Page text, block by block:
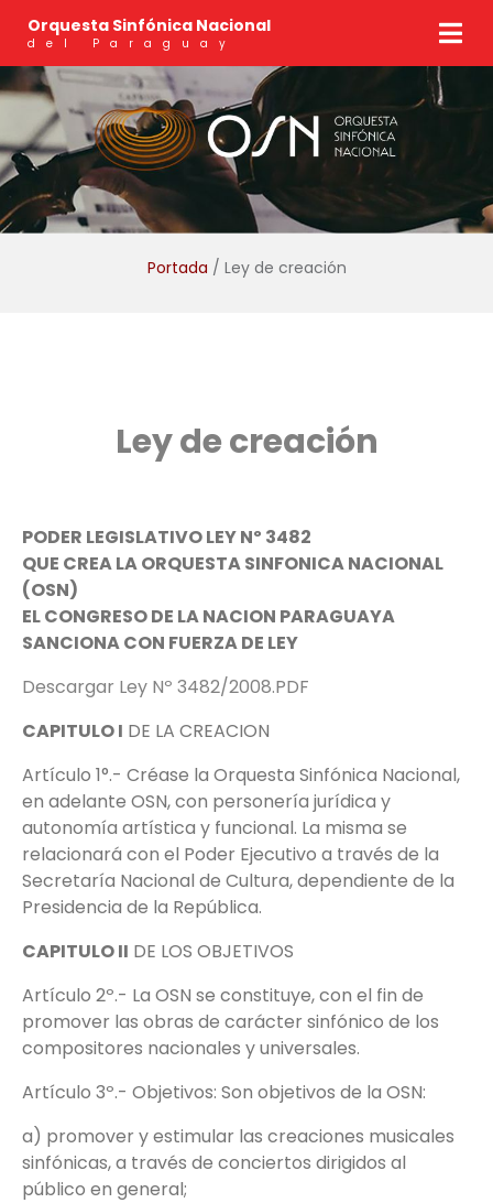
Orquesta Sinfónica Nacional
del Paraguay
Portada / Ley de creación
Ley de creación
PODER LEGISLATIVO LEY Nº 3482
QUE CREA LA ORQUESTA SINFONICA NACIONAL
(OSN)
EL CONGRESO DE LA NACION PARAGUAYA
SANCIONA CON FUERZA DE LEY
Descargar Ley Nº 3482/2008.PDF
CAPITULO I DE LA CREACION
Artículo 1°.- Créase la Orquesta Sinfónica Nacional,
en adelante OSN, con personería jurídica y
autonomía artística y funcional. La misma se
relacionará con el Poder Ejecutivo a través de la
Secretaría Nacional de Cultura, dependiente de la
Presidencia de la República.
CAPITULO II DE LOS OBJETIVOS
Artículo 2º.- La OSN se constituye, con el fin de
promover las obras de carácter sinfónico de los
compositores nacionales y universales.
Artículo 3º.- Objetivos: Son objetivos de la OSN:
a) promover y estimular las creaciones musicales
sinfónicas, a través de conciertos dirigidos al
público en general;